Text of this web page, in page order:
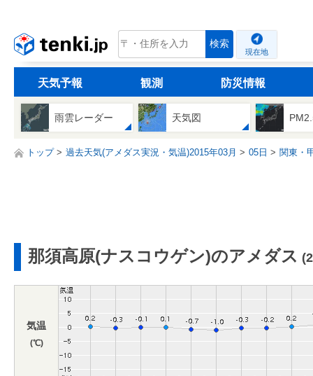
tenki.jp 検索
現在地
天気予報 観測 防災情報
雨雲レーダー 天気図
トップ 過去天気(アメダス実況・気温)2015年03月 05日 関東・
那須高原(ナスコウゲン)のアメダス
気温
(℃)